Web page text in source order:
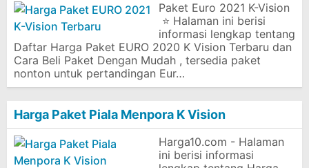
Paket Euro 2021 K-Vision
⭐ Halaman ini berisi
informasi lengkap tentang
Daftar Harga Paket EURO 2020 K Vision Terbaru dan
Cara Beli Paket Dengan Mudah , tersedia paket
nonton untuk pertandingan Eur…
Harga Paket Piala Menpora K Vision
Harga10.com - Halaman
ini berisi informasi